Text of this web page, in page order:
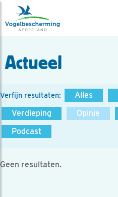
Actueel
Verfijn resultaten: Alles
Verdieping
Opinie
Podcast
Geen resultaten.